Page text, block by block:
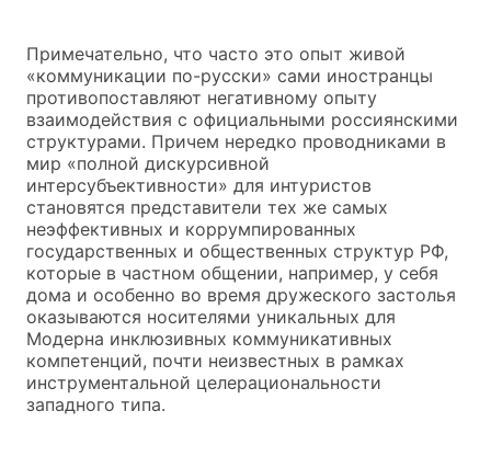
Примечательно, что часто это опыт живой
«коммуникации по-русски» сами иностранцы
противопоставляют негативному опыту
взаимодействия с официальными россиянскими
структурами. Причем нередко проводниками в
мир «полной дискурсивной
интерсубъективности» для интуристов
становятся представители тех же самых
неэффективных и коррумпированных
государственных и общественных структур РФ,
которые в частном общении, например, у себя
дома и особенно во время дружеского застолья
оказываются носителями уникальных для
Модерна инклюзивных коммуникативных
компетенций, почти неизвестных в рамках
инструментальной целерациональности
западного типа.